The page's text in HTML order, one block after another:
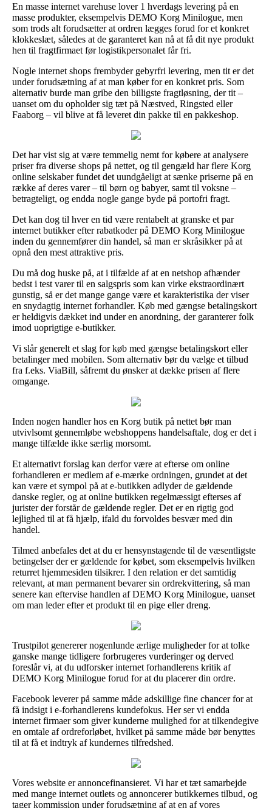
En masse internet varehuse lover 1 hverdags levering på en
masse produkter, eksempelvis DEMO Korg Minilogue, men
som trods alt forudsætter at ordren lægges forud for et konkret
klokkeslæt, således at de garanteret kan nå at få dit nye produkt
hen til fragtfirmaet før logistikpersonalet får fri.
Nogle internet shops frembyder gebyrfri levering, men tit er det
under forudsætning af at man køber for en konkret pris. Som
alternativ burde man gribe den billigste fragtløsning, der tit –
uanset om du opholder sig tæt på Næstved, Ringsted eller
Faaborg – vil blive at få leveret din pakke til en pakkeshop.
Det har vist sig at være temmelig nemt for købere at analysere
priser fra diverse shops på nettet, og til gengæld har flere Korg
online selskaber fundet det uundgåeligt at sænke priserne på en
række af deres varer – til børn og babyer, samt til voksne –
betragteligt, og endda nogle gange byde på portofri fragt.
Det kan dog til hver en tid være rentabelt at granske et par
internet butikker efter rabatkoder på DEMO Korg Minilogue
inden du gennemfører din handel, så man er skråsikker på at
opnå den mest attraktive pris.
Du må dog huske på, at i tilfælde af at en netshop afhænder
bedst i test varer til en salgspris som kan virke ekstraordinært
gunstig, så er det mange gange være et karakteristika der viser
en snydagtig internet forhandler. Køb med gængse betalingskort
er heldigvis dækket ind under en anordning, der garanterer folk
imod uoprigtige e-butikker.
Vi slår generelt et slag for køb med gængse betalingskort eller
betalinger med mobilen. Som alternativ bør du vælge et tilbud
fra f.eks. ViaBill, såfremt du ønsker at dække prisen af flere
omgange.
Inden nogen handler hos en Korg butik på nettet bør man
utvivlsomt gennemløbe webshoppens handelsaftale, dog er det i
mange tilfælde ikke særlig morsomt.
Et alternativt forslag kan derfor være at efterse om online
forhandleren er medlem af e-mærke ordningen, grundet at det
kan være et sympol på at e-butikken adlyder de gældende
danske regler, og at online butikken regelmæssigt efterses af
jurister der forstår de gældende regler. Det er en rigtig god
lejlighed til at få hjælp, ifald du forvoldes besvær med din
handel.
Tilmed anbefales det at du er hensynstagende til de væsentligste
betingelser der er gældende for købet, som eksempelvis hvilken
returret hjemmesiden tilsikrer. I den relation er det samtidig
relevant, at man permanent bevarer sin ordrekvittering, så man
senere kan eftervise handlen af DEMO Korg Minilogue, uanset
om man leder efter et produkt til en pige eller dreng.
Trustpilot genererer nogenlunde ærlige muligheder for at tolke
ganske mange tidligere forbrugeres vurderinger og derved
foreslår vi, at du udforsker internet forhandlerens kritik af
DEMO Korg Minilogue forud for at du placerer din ordre.
Facebook leverer på samme måde adskillige fine chancer for at
få indsigt i e-forhandlerens kundefokus. Her ser vi endda
internet firmaer som giver kunderne mulighed for at tilkendegive
en omtale af ordreforløbet, hvilket på samme måde bør benyttes
til at få et indtryk af kundernes tilfredshed.
Vores website er annoncefinansieret. Vi har et tæt samarbejde
med mange internet outlets og annoncerer butikkernes tilbud, og
tager kommission under forudsætning af at en af vores